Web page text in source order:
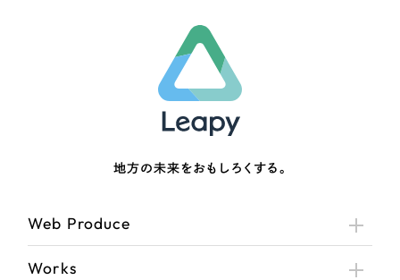
地方の未来をおもしろくする。
Web Produce
Works